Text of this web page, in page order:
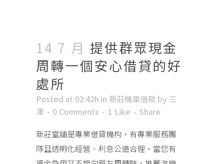
14 7 月 提供群眾現金
周轉一個安心借貸的好
處所
Posted at 02:42h in 新莊機車借款 by 三
澤
0 Comments 1 Like
Share
新莊當舖是專業借貸機构，有專業服務團
隊且透明化經營、利息公道合理，當您有